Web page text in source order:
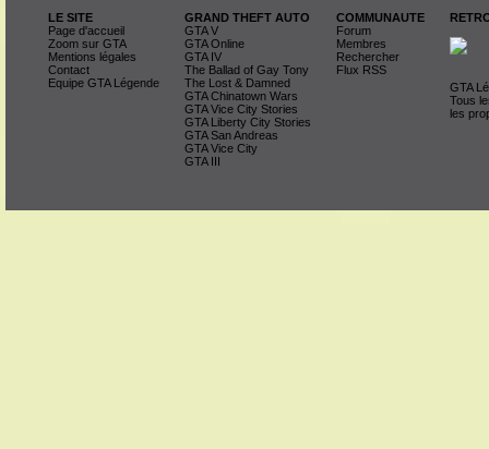
LE SITE
Page d'accueil
Zoom sur GTA
Mentions légales
Contact
Equipe GTA Légende
GRAND THEFT AUTO
GTA V
GTA Online
GTA IV
The Ballad of Gay Tony
The Lost & Damned
GTA Chinatown Wars
GTA Vice City Stories
GTA Liberty City Stories
GTA San Andreas
GTA Vice City
GTA III
COMMUNAUTE
Forum
Membres
Rechercher
Flux RSS
GTA
Tous
les